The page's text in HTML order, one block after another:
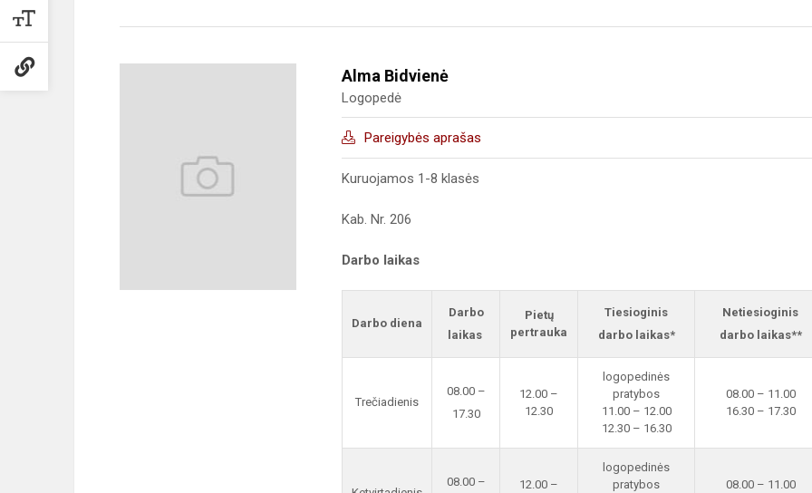
Alma Bidvienė
Logopedė
Pareigybės aprašas
Kuruojamos 1-8 klasės
Kab. Nr. 206
Darbo laikas
Darbo diena
Darbo
laikas
Pietų
pertrauka
Tiesioginis
darbo laikas*
Netiesioginis
darbo laikas**
Trečiadienis
08.00 –
17.30
12.00 –
12.30
logopedinės
pratybos
11.00 – 12.00
12.30 – 16.30
08.00 – 11.00
16.30 – 17.30
08.00 –
12.00 –
logopedinės
pratybos
08.00 – 11.00